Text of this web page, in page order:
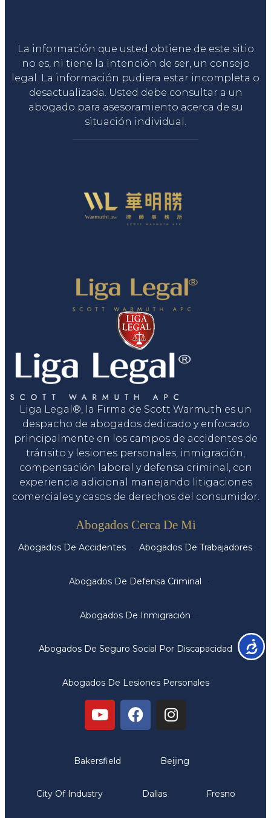
La información que usted obtiene de este sitio
no es, ni tiene la intención de ser, un consejo
legal. La información pudiera estar incompleta o
desactualizada. Usted debe consultar a un
abogado para asesoramiento acerca de su
situación individual.
Liga Legal®, la Firma de Scott Warmuth es un
despacho de abogados dedicado y enfocado
principalmente en los campos de accidentes de
tránsito y lesiones personales, inmigración,
compensación laboral y defensa criminal, con
experiencia adicional manejando litigaciones
comerciales y casos de derechos del consumidor.
Abogados Cerca De Mi
Abogados De Accidentes Abogados De Trabajadores
Abogados De Defensa Criminal
Abogados De Inmigración
Abogados De Seguro Social Por Discapacidad
Abogados De Lesiones Personales
Bakersfield Beijing
City Of Industry Dallas Fresno